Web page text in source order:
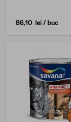
86,10 lei/ buc